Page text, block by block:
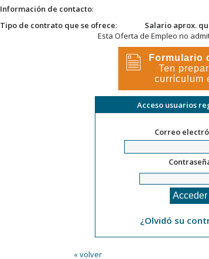
Información de contacto:
Tipo de contrato que se ofrece: Salario aprox.
Esta Oferta de Empleo no
Formulario
Ten
currículum
Acceso usuarios
Correo
¿Olvidó su
« volver